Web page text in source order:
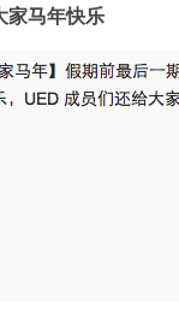
家马年快乐